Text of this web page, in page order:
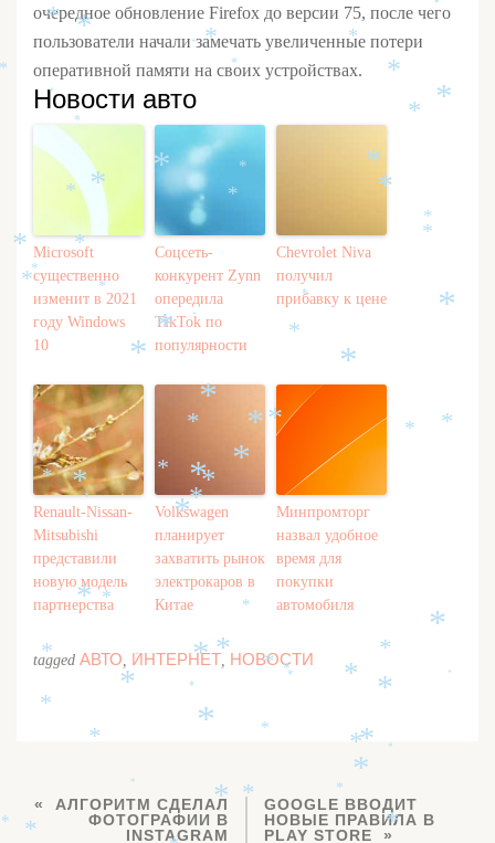
очередное обновление Firefox до версии 75, после чего
пользователи начали замечать увеличенные потери
оперативной памяти на своих устройствах.
Новости авто
Microsoft
существенно
изменит в 2021
году Windows
10
Соцсеть-
конкурент Zynn
опередила
TikTok по
популярности
Chevrolet Niva
получил
прибавку к цене
Renault-Nissan-
Mitsubishi
представили
новую модель
партнерства
Volkswagen
планирует
захватить рынок
электрокаров в
Китае
Минпромторг
назвал удобное
время для
покупки
автомобиля
tagged АВТО, ИНТЕРНЕТ, НОВОСТИ
АЛГОРИТМ СДЕЛАЛ
ФОТОГРАФИИ В
INSTAGRAM
GOOGLE ВВОДИТ
НОВЫЕ ПРАВИЛА В
PLAY STORE
*
*
*
*
*
*
*
*
*
*
*
*
*
*
*
*
*
*
*
*
*
*
*
*
*
*
*
*
*
*
*
*
*
*
*
* *
*
*
*
*
*
*
*
*
*
*
*
*
*
*
*
*
*
*
*
*
*
*
*
*
*
*
* *
*
*
*
*
*
*
*
*
*
*
*
*